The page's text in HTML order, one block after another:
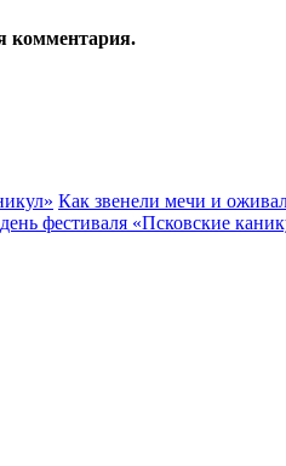
комментария.
Как звенели мечи и
фестиваля «Псковские